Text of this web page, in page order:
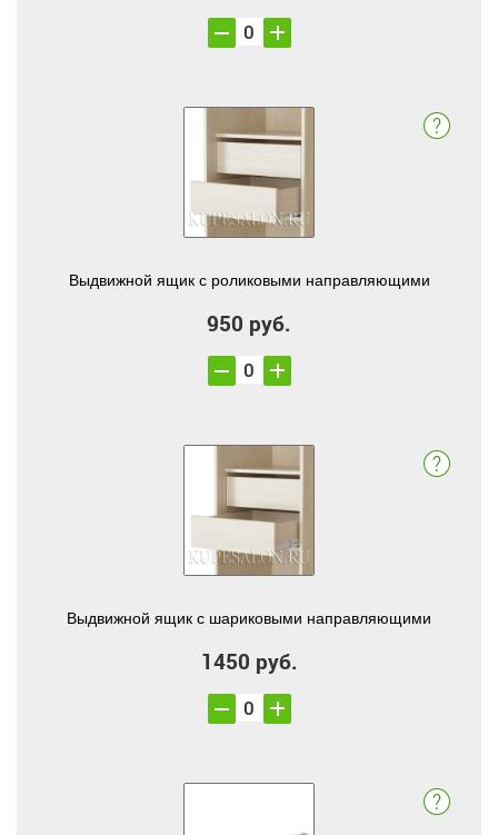
Выдвижной ящик с роликовыми направляющими
950 руб.
Выдвижной ящик с шариковыми направляющими
1450 руб.